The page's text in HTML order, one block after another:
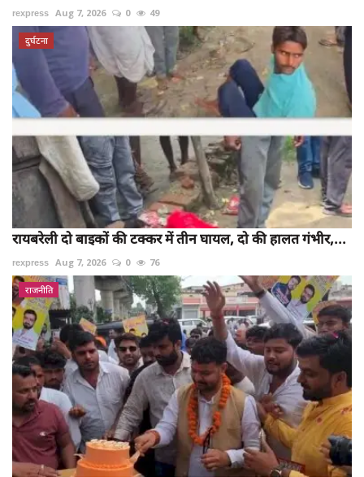
rexpress Aug 7, 2026 0 49
दुर्घटना
रायबरेली दो बाइकों की टक्कर में तीन घायल, दो की हालत गंभीर,...
rexpress Aug 7, 2026 0 76
राजनीति